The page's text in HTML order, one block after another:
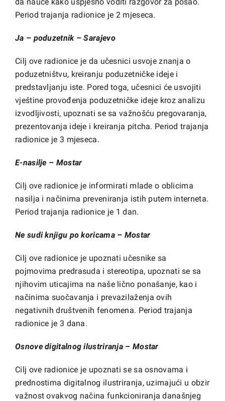
Period trajanja radionice je 2 mjeseca.
Ja – poduzetnik – Sarajevo
Cilj ove radionice je da učesnici usvoje znanja o
poduzetništvu, kreiranju poduzetničke ideje i
predstavljanju iste. Pored toga, učesnici će usvojiti
vještine provođenja poduzetničke ideje kroz analizu
izvodljivosti, upoznati se sa važnošću pregovaranja,
prezentovanja ideje i kreiranja pitcha. Period trajanja
radionice je 3 mjeseca.
E-nasilje – Mostar
Cilj ove radionice je informirati mlade o oblicima
nasilja i načinima preveniranja istih putem interneta.
Period trajanja radionice je 1 dan.
Ne sudi knjigu po koricama – Mostar
Cilj ove radionice je upoznati učesnike sa
pojmovima predrasuda i stereotipa, upoznati se sa
njihovim uticajima na naše lično ponašanje, kao i
načinima suočavanja i prevazilaženja ovih
negativnih društvenih fenomena. Period trajanja
radionice je 3 dana.
Osnove digitalnog ilustriranja – Mostar
Cilj ove radionice je upoznati se sa osnovama i
prednostima digitalnog ilustriranja, uzimajući u obzir
važnost ovakvog načina funkcioniranja današnjeg